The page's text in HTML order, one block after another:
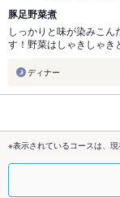
豚足野菜煮
しっかりと味が染みこん
す！野菜はしゃきしゃき
ディナー
※表示されているコースは、